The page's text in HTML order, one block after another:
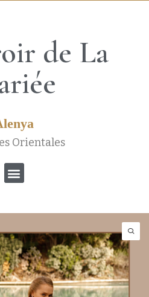
de La
Orientales